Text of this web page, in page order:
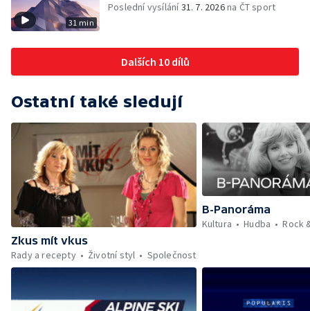
31 min
Poslední vysílání31. 7. 2026na ČT sport
Dalších 10 dílů
Ostatní také sledují
Zkus mít vkus
Rady a recepty
Životní styl Společnost
B-Panoráma
Kultura
Hudba Rock